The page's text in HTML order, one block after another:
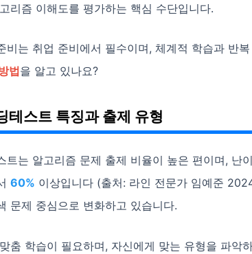
리즘 이해도를 평가하는 핵심 수단입니다.
비는 취업 준비에서 필수이며, 체계적 학습과 반
법을 알고 있나요?
테스트 특징과 출제 유형
트는 알고리즘 문제 출제 비율이 높은 편이며, 난
60% 이상입니다 (출처: 라인 전문가 임예준
문제 중심으로 변화하고 있습니다.
춤 학습이 필요하며, 자신에게 맞는 유형을 파악